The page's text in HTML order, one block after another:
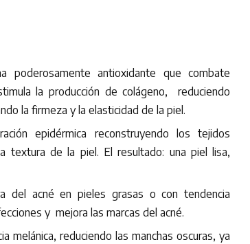
poderosamente antioxidante que combate
la producción de colágeno, reduciendo
la firmeza y la elasticidad de la piel.
epidérmica reconstruyendo los tejidos
textura de la piel. El resultado: una piel lisa,
del acné en pieles grasas o con tendencia
y mejora las marcas del acné.
melánica, reduciendo las manchas oscuras, ya